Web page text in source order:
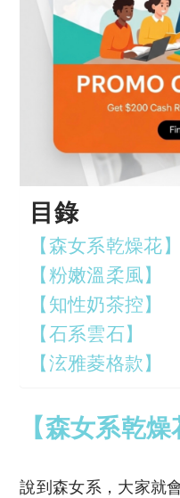
目錄
【森女系乾燥花】
【粉嫩溫柔風】
【知性奶茶控】
【石系雲石】
【泫雅菱格款】
【森女系乾燥
說到森女系，大家就